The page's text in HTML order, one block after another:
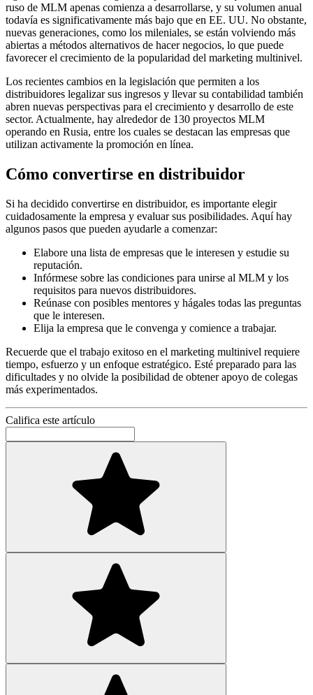
ruso de MLM apenas comienza a desarrollarse, y su volumen anual
todavía es significativamente más bajo que en EE. UU. No obstante,
nuevas generaciones, como los mileniales, se están volviendo más
abiertas a métodos alternativos de hacer negocios, lo que puede
favorecer el crecimiento de la popularidad del marketing multinivel.
Los recientes cambios en la legislación que permiten a los
distribuidores legalizar sus ingresos y llevar su contabilidad también
abren nuevas perspectivas para el crecimiento y desarrollo de este
sector. Actualmente, hay alrededor de 130 proyectos MLM
operando en Rusia, entre los cuales se destacan las empresas que
utilizan activamente la promoción en línea.
Cómo convertirse en distribuidor
Si ha decidido convertirse en distribuidor, es importante elegir
cuidadosamente la empresa y evaluar sus posibilidades. Aquí hay
algunos pasos que pueden ayudarle a comenzar:
Elabore una lista de empresas que le interesen y estudie su
reputación.
Infórmese sobre las condiciones para unirse al MLM y los
requisitos para nuevos distribuidores.
Reúnase con posibles mentores y hágales todas las preguntas
que le interesen.
Elija la empresa que le convenga y comience a trabajar.
Recuerde que el trabajo exitoso en el marketing multinivel requiere
tiempo, esfuerzo y un enfoque estratégico. Esté preparado para las
dificultades y no olvide la posibilidad de obtener apoyo de colegas
más experimentados.
Califica este artículo